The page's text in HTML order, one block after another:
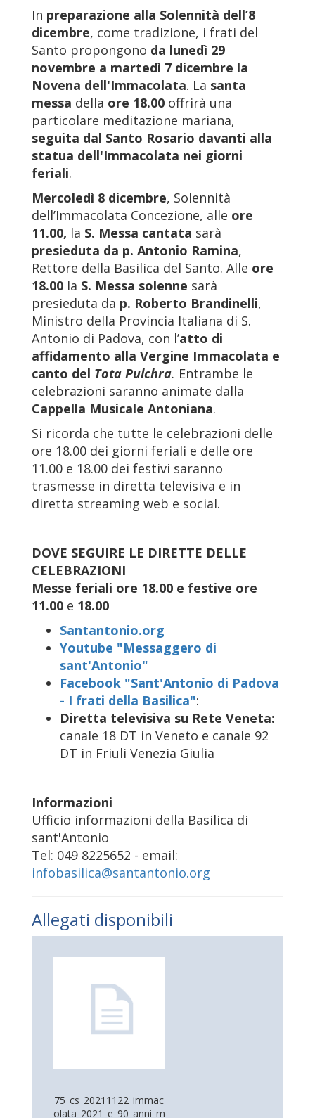
In preparazione alla Solennità dell’8
dicembre, come tradizione, i frati del
Santo propongono da lunedì 29
novembre a martedì 7 dicembre la
Novena dell'Immacolata. La santa
messa della ore 18.00 offrirà una
particolare meditazione mariana,
seguita dal Santo Rosario davanti alla
statua dell'Immacolata nei giorni
feriali.
Mercoledì 8 dicembre, Solennità
dell’Immacolata Concezione, alle ore
11.00, la S. Messa cantata sarà
presieduta da p. Antonio Ramina,
Rettore della Basilica del Santo. Alle ore
18.00 la S. Messa solenne sarà
presieduta da p. Roberto Brandinelli,
Ministro della Provincia Italiana di S.
Antonio di Padova, con l’atto di
affidamento alla Vergine Immacolata e
canto del Tota Pulchra. Entrambe le
celebrazioni saranno animate dalla
Cappella Musicale Antoniana.
Si ricorda che tutte le celebrazioni delle
ore 18.00 dei giorni feriali e delle ore
11.00 e 18.00 dei festivi saranno
trasmesse in diretta televisiva e in
diretta streaming web e social.
DOVE SEGUIRE LE DIRETTE DELLE
CELEBRAZIONI
Messe feriali ore 18.00 e festive ore
11.00 e 18.00
Santantonio.org
Youtube "Messaggero di
sant'Antonio"
Facebook "Sant'Antonio di Padova
- I frati della Basilica":
Diretta televisiva su Rete Veneta:
canale 18 DT in Veneto e canale 92
DT in Friuli Venezia Giulia
Informazioni
Ufficio informazioni della Basilica di
sant'Antonio
Tel: 049 8225652 - email:
infobasilica@santantonio.org
Allegati disponibili
75_cs_20211122_immac
olata_2021_e_90_anni_m